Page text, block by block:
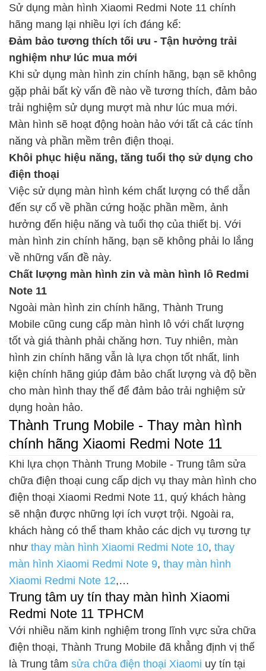
Sử dụng màn hình Xiaomi Redmi Note 11 chính
hãng mang lại nhiều lợi ích đáng kể:
Đảm bảo tương thích tối ưu - Tận hưởng trải
nghiệm như lúc mua mới
Khi sử dụng màn hình zin chính hãng, bạn sẽ không
gặp phải bất kỳ vấn đề nào về tương thích, đảm bảo
trải nghiệm sử dụng mượt mà như lúc mua mới.
Màn hình sẽ hoạt động hoàn hảo với tất cả các tính
năng và phần mềm trên điện thoại.
Khôi phục hiệu năng, tăng tuổi thọ sử dụng cho
điện thoại
Việc sử dụng màn hình kém chất lượng có thể dẫn
đến sự cố về phần cứng hoặc phần mềm, ảnh
hưởng đến hiệu năng và tuổi thọ của thiết bị. Với
màn hình zin chính hãng, bạn sẽ không phải lo lắng
về những vấn đề này.
Chất lượng màn hình zin và màn hình lô Redmi
Note 11
Ngoài màn hình zin chính hãng, Thành Trung
Mobile cũng cung cấp màn hình lô với chất lượng
tốt và giá thành phải chăng hơn. Tuy nhiên, màn
hình zin chính hãng vẫn là lựa chọn tốt nhất, linh
kiện chính hãng giúp đảm bảo chất lượng và độ bền
cho màn hình thay thế để đảm bảo trải nghiệm sử
dụng hoàn hảo.
Thành Trung Mobile - Thay màn hình
chính hãng Xiaomi Redmi Note 11
Khi lựa chọn Thành Trung Mobile - Trung tâm sửa
chữa điện thoại cung cấp dịch vụ thay màn hình cho
điện thoại Xiaomi Redmi Note 11, quý khách hàng
sẽ nhận được những lợi ích vượt trội. Ngoài ra,
khách hàng có thể tham khảo các dịch vụ tương tự
như thay màn hình Xiaomi Redmi Note 10, thay
màn hình Xiaomi Redmi Note 9, thay màn hình
Xiaomi Redmi Note 12,…
Trung tâm uy tín thay màn hình Xiaomi
Redmi Note 11 TPHCM
Với nhiều năm kinh nghiệm trong lĩnh vực sửa chữa
điện thoại, Thành Trung Mobile đã khẳng định vị thế
là Trung tâm sửa chữa điện thoại Xiaomi uy tín tại